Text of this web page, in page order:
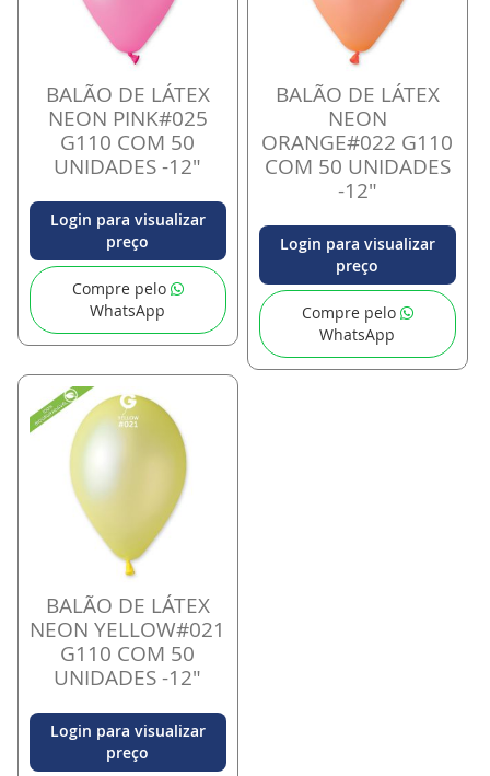
BALÃO DE LÁTEX
NEON PINK#025
G110 COM 50
UNIDADES -12"
Login para visualizar
preço
Compre pelo
WhatsApp
BALÃO DE LÁTEX
NEON
ORANGE#022 G110
COM 50 UNIDADES
-12"
Login para visualizar
preço
Compre pelo
WhatsApp
BALÃO DE LÁTEX
NEON YELLOW#021
G110 COM 50
UNIDADES -12"
Login para visualizar
preço